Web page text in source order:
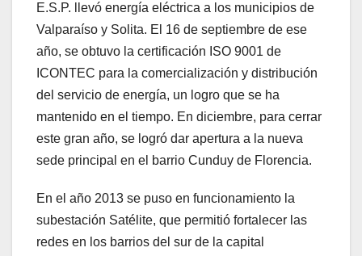
E.S.P. llevó energía eléctrica a los municipios de
Valparaíso y Solita. El 16 de septiembre de ese
año, se obtuvo la certificación ISO 9001 de
ICONTEC para la comercialización y distribución
del servicio de energía, un logro que se ha
mantenido en el tiempo. En diciembre, para cerrar
este gran año, se logró dar apertura a la nueva
sede principal en el barrio Cunduy de Florencia.
En el año 2013 se puso en funcionamiento la
subestación Satélite, que permitió fortalecer las
redes en los barrios del sur de la capital